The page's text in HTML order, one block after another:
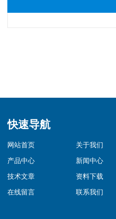
快速导航
网站首页
关于我们
产品中心
新闻中心
技术文章
资料下载
在线留言
联系我们